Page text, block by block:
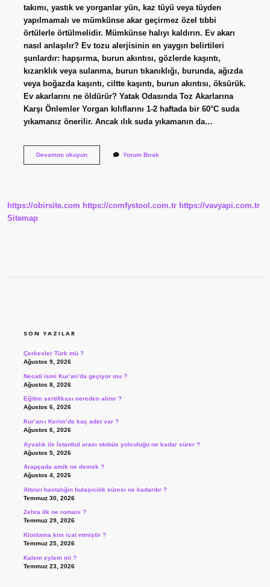
takımı, yastık ve yorganlar yün, kaz tüyü veya tüyden
yapılmamalı ve mümkünse akar geçirmez özel tıbbi
örtülerle örtülmelidir. Mümkünse halıyı kaldırın. Ev akarı
nasıl anlaşılır? Ev tozu alerjisinin en yaygın belirtileri
şunlardır: hapşırma, burun akıntısı, gözlerde kaşıntı,
kızarıklık veya sulanma, burun tıkanıklığı, burunda, ağızda
veya boğazda kaşıntı, ciltte kaşıntı, burun akıntısı, öksürük.
Ev akarlarını ne öldürür? Yatak Odasında Toz Akarlarına
Karşı Önlemler Yorgan kılıflarını 1-2 haftada bir 60°C suda
yıkamanız önerilir. Ancak ılık suda yıkamanın da…
Devamını okuyunAkarlar
Yorum Bırak
https://obirsite.com https://comfystool.com.tr https://vavyapi.com.tr
Sitemap
SON YAZILAR
Çerkesler Türk mü ?
Ağustos 9, 2026
Necati ismi Kur’an’da geçiyor mu ?
Ağustos 8, 2026
Eğitim sertifikası nereden alınır ?
Ağustos 6, 2026
Kur’an-ı Kerim’de kaç adet var ?
Ağustos 6, 2026
Ayvalık ile İstanbul arası otobüs yolculuğu ne kadar sürer ?
Ağustos 5, 2026
Arapçada amik ne demek ?
Ağustos 4, 2026
Altıncı hastalığın bulaşıcılık süresi ne kadardır ?
Temmuz 30, 2026
Zehra ilk ne romanı ?
Temmuz 29, 2026
Klonlama kim icat etmiştir ?
Temmuz 25, 2026
Kalem eylem mi ?
Temmuz 23, 2026